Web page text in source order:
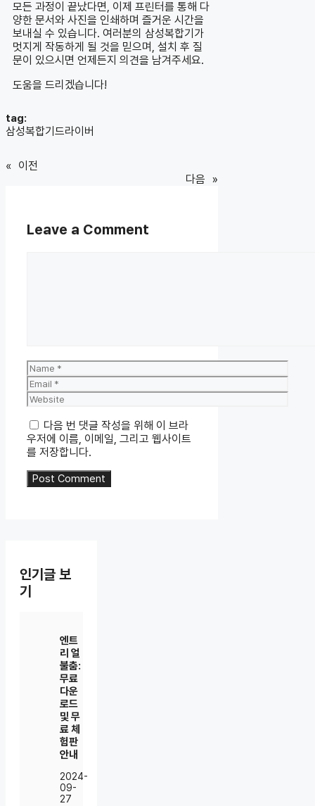
모든 과정이 끝났다면, 이제 프린터를 통해 다
양한 문서와 사진을 인쇄하며 즐거운 시간을
보내실 수 있습니다. 여러분의 삼성복합기가
멋지게 작동하게 될 것을 믿으며, 설치 후 질
문이 있으시면 언제든지 의견을 남겨주세요.
도움을 드리겠습니다!
tag:
삼성복합기드라이버
« 이전
다음 »
Leave a Comment
Name
Email
Website
다음 번 댓글 작성을 위해 이 브라
우저에 이름, 이메일, 그리고 웹사이트
를 저장합니다.
인기글 보
기
엔트
리 얼
불춤:
무료
다운
로드
및 무
료 체
험판
안내
2024-
09-
27